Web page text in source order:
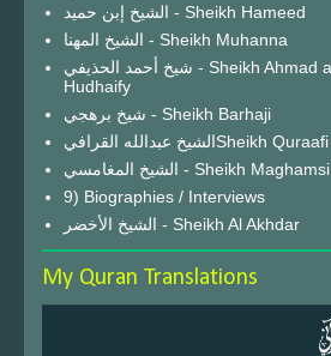
الشيخ إبن حميد - Sheikh Hameed
الشيخ المهنا - Sheikh Muhanna
شيخ أحمد الحذيفي - Sheikh Ahmad al
Hudhaify
شيخ برهجي - Sheikh Barhaji
الشيخ عبدالله القرافيSheikh Quraafi
الشيخ المغامسي - Sheikh Maghamsi
9) Biographies / Interviews
الشيخ الأخضر - Sheikh Al Akhdar
My Quran Translations